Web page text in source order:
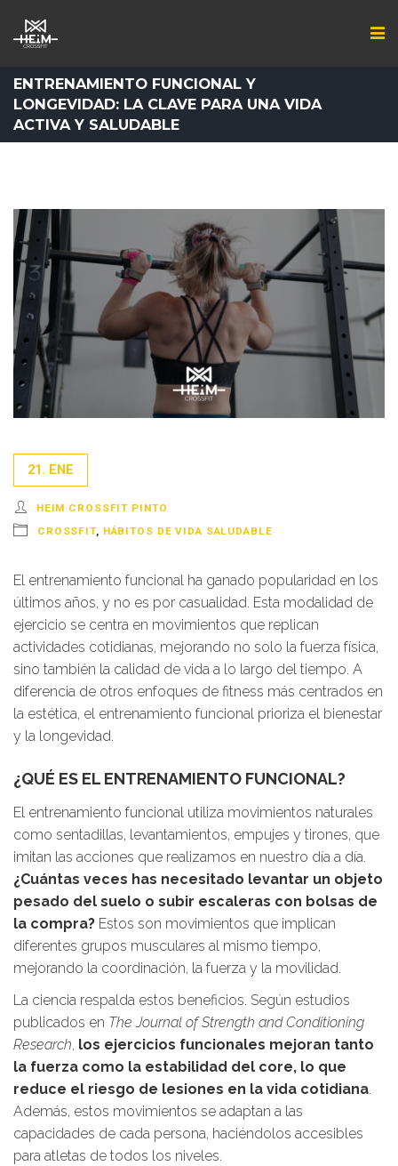
ENTRENAMIENTO FUNCIONAL Y
LONGEVIDAD: LA CLAVE PARA UNA VIDA
ACTIVA Y SALUDABLE
21. ENE
HEIM CROSSFIT PINTO
CROSSFIT, HÁBITOS DE VIDA SALUDABLE
El entrenamiento funcional ha ganado popularidad en los
últimos años, y no es por casualidad. Esta modalidad de
ejercicio se centra en movimientos que replican
actividades cotidianas, mejorando no solo la fuerza física,
sino también la calidad de vida a lo largo del tiempo. A
diferencia de otros enfoques de fitness más centrados en
la estética, el entrenamiento funcional prioriza el bienestar
y la longevidad.
¿QUÉ ES EL ENTRENAMIENTO FUNCIONAL?
El entrenamiento funcional utiliza movimientos naturales
como sentadillas, levantamientos, empujes y tirones, que
imitan las acciones que realizamos en nuestro día a día.
¿Cuántas veces has necesitado levantar un objeto
pesado del suelo o subir escaleras con bolsas de
la compra? Estos son movimientos que implican
diferentes grupos musculares al mismo tiempo,
mejorando la coordinación, la fuerza y la movilidad.
La ciencia respalda estos beneficios. Según estudios
publicados en The Journal of Strength and Conditioning
Research, los ejercicios funcionales mejoran tanto
la fuerza como la estabilidad del core, lo que
reduce el riesgo de lesiones en la vida cotidiana.
Además, estos movimientos se adaptan a las
capacidades de cada persona, haciéndolos accesibles
para atletas de todos los niveles.